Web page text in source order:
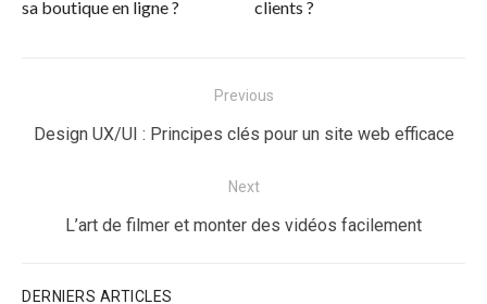
sa boutique en ligne ?
clients ?
de
Previous
Previous
Design UX/UI : Principes clés pour un site web efficace
Next
Next
L’art de filmer et monter des vidéos facilement
DERNIERS ARTICLES